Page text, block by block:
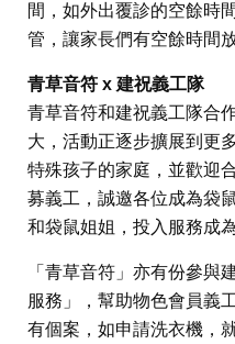
間，如外出覆診的空餘時
管，讓家長們有空餘時間
青草音符 x 建祝義工隊
青草音符和建祝義工隊合
大，活動正逐步擴展到更
特殊孩子的家庭，並歡迎
募義工，誠邀各位成為袋
和袋鼠姐姐，投入服務成
「青草音符」亦有份參與
服務」，幫助物色會員義
有個案，如申請洗衣機，